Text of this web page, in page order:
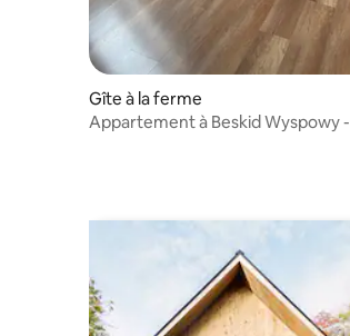
Gîte à la ferme
Appartement à Beskid Wyspowy -